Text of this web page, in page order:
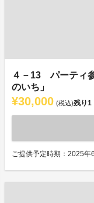
４－13 パーティ
のいち」
¥30,000 (税込)残り1
ご提供予定時期：2025